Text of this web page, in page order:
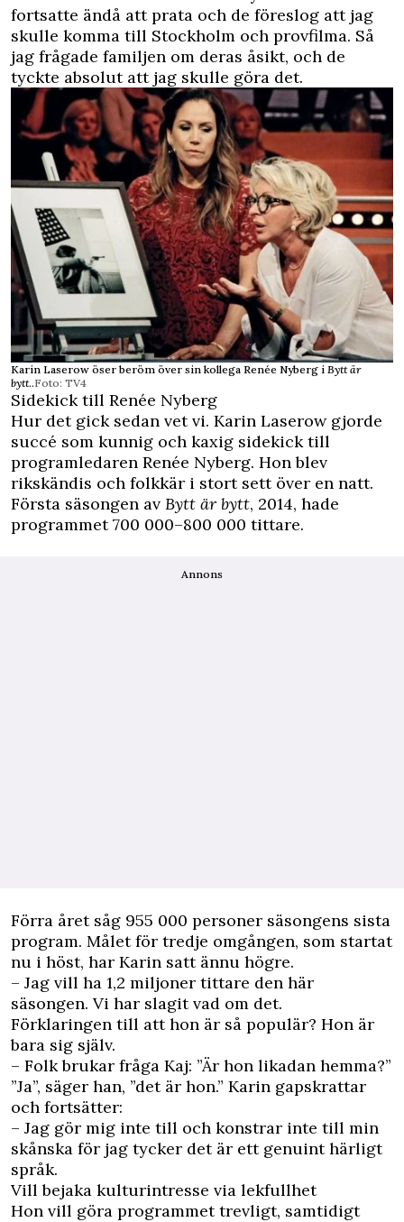
fortsatte ändå att prata och de föreslog att jag
skulle komma till Stockholm och provfilma. Så
jag frågade familjen om deras åsikt, och de
tyckte absolut att jag skulle göra det.
Karin Laserow öser beröm över sin kollega Renée Nyberg i Bytt är
bytt..Foto: TV4
Sidekick till Renée Nyberg
Hur det gick sedan vet vi. Karin Laserow gjorde
succé som kunnig och kaxig sidekick till
programledaren Renée Nyberg. Hon blev
rikskändis och folkkär i stort sett över en natt.
Första säsongen av Bytt är bytt, 2014, hade
programmet 700 000–800 000 tittare.
Annons
Förra året såg 955 000 personer säsongens sista
program. Målet för tredje omgången, som startat
nu i höst, har Karin satt ännu högre.
– Jag vill ha 1,2 miljoner tittare den här
säsongen. Vi har slagit vad om det.
Förklaringen till att hon är så populär? Hon är
bara sig själv.
– Folk brukar fråga Kaj: ”Är hon likadan hemma?”
”Ja”, säger han, ”det är hon.” Karin gapskrattar
och fortsätter:
– Jag gör mig inte till och konstrar inte till min
skånska för jag tycker det är ett genuint härligt
språk.
Vill bejaka kulturintresse via lekfullhet
Hon vill göra programmet trevligt, samtidigt